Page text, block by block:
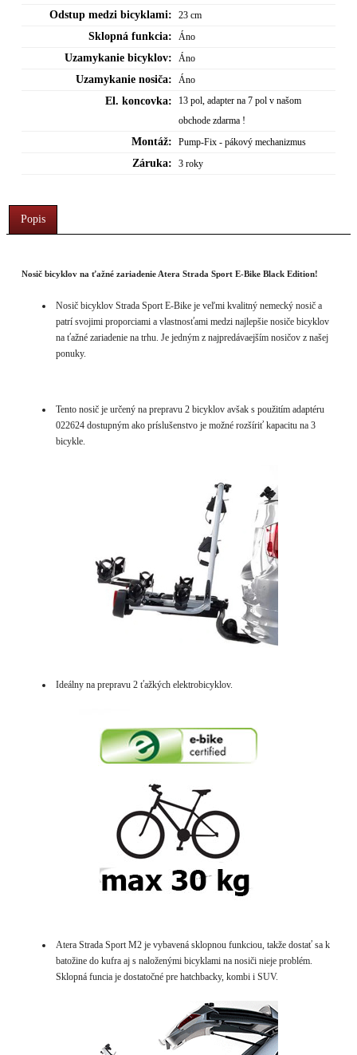
Odstup medzi bicyklami: 23 cm
Sklopná funkcia: Áno
Uzamykanie bicyklov: Áno
Uzamykanie nosiča: Áno
El. koncovka:
13 pol, adapter na 7 pol v našom
obchode zdarma !
Montáž: Pump-Fix - pákový mechanizmus
Záruka: 3 roky
Popis
Nosič bicyklov na ťažné zariadenie Atera Strada Sport E-Bike Black Edition!
Nosič bicyklov Strada Sport E-Bike je veľmi kvalitný nemecký nosič a
patrí svojimi proporciami a vlastnosťami medzi najlepšie nosiče bicyklov
na ťažné zariadenie na trhu. Je jedným z najpredávaejším nosičov z našej
ponuky.
Tento nosič je určený na prepravu 2 bicyklov avšak s použitím adaptéru
022624 dostupným ako príslušenstvo je možné rozšíriť kapacitu na 3
bicykle.
Ideálny na prepravu 2 ťažkých elektrobicyklov.
Atera Strada Sport M2 je vybavená sklopnou funkciou, takže dostať sa k
batožine do kufra aj s naloženými bicyklami na nosiči nieje problém.
Sklopná funcia je dostatočné pre hatchbacky, kombi i SUV.